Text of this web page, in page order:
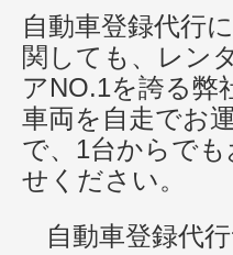
自動車登録代行
関しても、レン
アNO.1を誇る弊
車両を自走でお
で、1台からで
せください。
自動車登録代